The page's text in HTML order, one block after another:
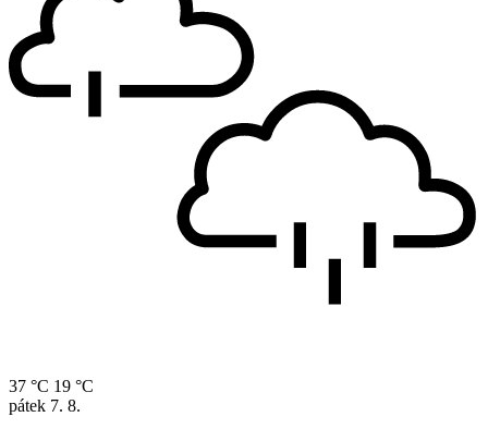
37 °C 19 °C
pátek 7. 8.